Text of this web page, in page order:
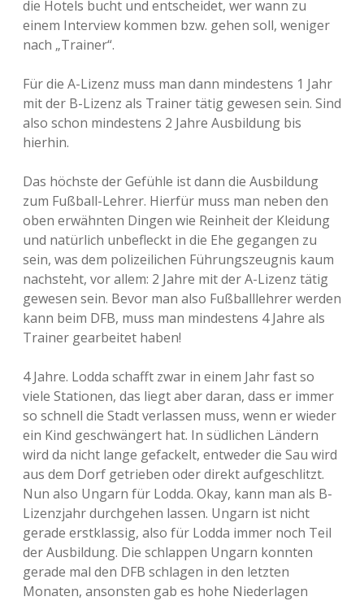
die Hotels bucht und entscheidet, wer wann zu
einem Interview kommen bzw. gehen soll, weniger
nach „Trainer“.
Für die A-Lizenz muss man dann mindestens 1 Jahr
mit der B-Lizenz als Trainer tätig gewesen sein. Sind
also schon mindestens 2 Jahre Ausbildung bis
hierhin.
Das höchste der Gefühle ist dann die Ausbildung
zum Fußball-Lehrer. Hierfür muss man neben den
oben erwähnten Dingen wie Reinheit der Kleidung
und natürlich unbefleckt in die Ehe gegangen zu
sein, was dem polizeilichen Führungszeugnis kaum
nachsteht, vor allem: 2 Jahre mit der A-Lizenz tätig
gewesen sein. Bevor man also Fußballlehrer werden
kann beim DFB, muss man mindestens 4 Jahre als
Trainer gearbeitet haben!
4 Jahre. Lodda schafft zwar in einem Jahr fast so
viele Stationen, das liegt aber daran, dass er immer
so schnell die Stadt verlassen muss, wenn er wieder
ein Kind geschwängert hat. In südlichen Ländern
wird da nicht lange gefackelt, entweder die Sau wird
aus dem Dorf getrieben oder direkt aufgeschlitzt.
Nun also Ungarn für Lodda. Okay, kann man als B-
Lizenzjahr durchgehen lassen. Ungarn ist nicht
gerade erstklassig, also für Lodda immer noch Teil
der Ausbildung. Die schlappen Ungarn konnten
gerade mal den DFB schlagen in den letzten
Monaten, ansonsten gab es hohe Niederlagen